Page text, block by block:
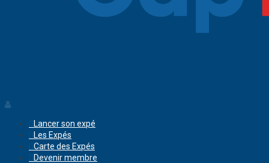
Lancer son expé
Les Expés
Carte des Expés
Devenir membre